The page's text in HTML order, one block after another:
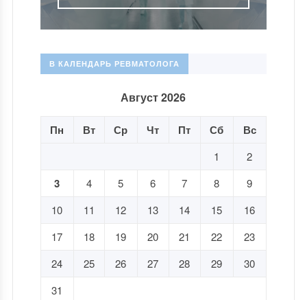
В КАЛЕНДАРЬ РЕВМАТОЛОГА
Август 2026
Пн Вт Ср Чт Пт Сб Вс
1 2
3 4 5 6 7 8
9
10
11 12 13 14 15
16
17
18 19 20 21 22
23
24
25 26 27 28 29
30
31